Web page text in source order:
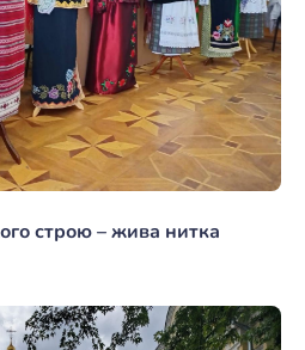
строю – жива нитка